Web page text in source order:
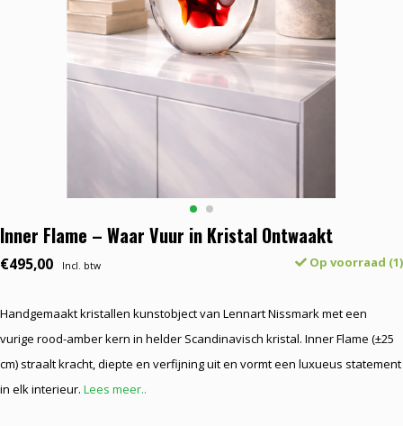
Inner Flame – Waar Vuur in Kristal Ontwaakt
€495,00 Incl. btw Op voorraad (1)
Handgemaakt kristallen kunstobject van Lennart Nissmark met een
vurige rood-amber kern in helder Scandinavisch kristal. Inner Flame (±25
cm) straalt kracht, diepte en verfijning uit en vormt een luxueus statement
in elk interieur. Lees meer..